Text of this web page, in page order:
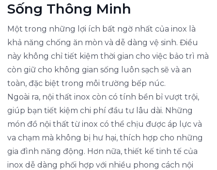
Sống Thông Minh
Một trong những lợi ích bất ngờ nhất của inox là
khả năng chống ăn mòn và dễ dàng vệ sinh. Điều
này không chỉ tiết kiệm thời gian cho việc bảo trì mà
còn giữ cho không gian sống luôn sạch sẽ và an
toàn, đặc biệt trong môi trường bếp núc.
Ngoài ra, nội thất inox còn có tính bền bỉ vượt trội,
giúp bạn tiết kiệm chi phí đầu tư lâu dài. Những
món đồ nội thất từ inox có thể chịu được áp lực và
va chạm mà không bị hư hại, thích hợp cho những
gia đình năng động. Hơn nữa, thiết kế tinh tế của
inox dễ dàng phối hợp với nhiều phong cách nội